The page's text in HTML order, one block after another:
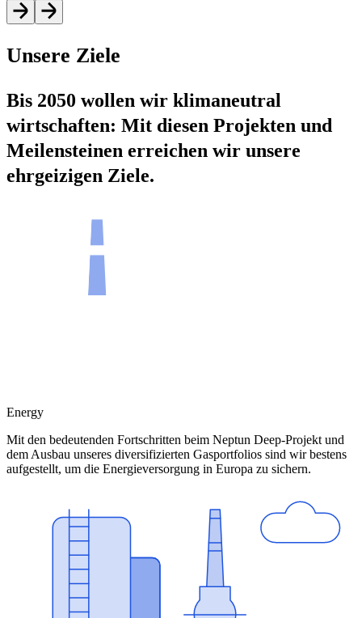
Unsere Ziele
Bis 2050 wollen wir klimaneutral
wirtschaften: Mit diesen Projekten und
Meilensteinen erreichen wir unsere
ehrgeizigen Ziele.
Energy
Mit den bedeutenden Fortschritten beim Neptun Deep-Projekt und
dem Ausbau unseres diversifizierten Gasportfolios sind wir bestens
aufgestellt, um die Energieversorgung in Europa zu sichern.